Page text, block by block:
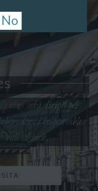
vins serà dirigit pel
i responsables
Vall Llach.
No